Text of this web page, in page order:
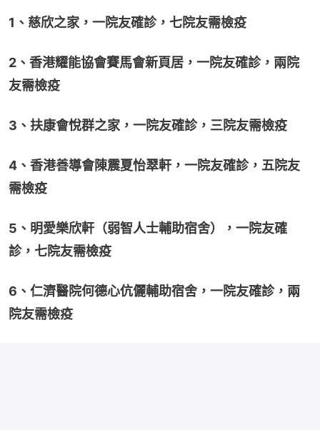
1、慈欣之家，一院友確診，七院友需檢疫
2、香港耀能協會賽馬會新頁居，一院友確診，兩院
友需檢疫
3、扶康會悅群之家，一院友確診，三院友需檢疫
4、香港善導會陳震夏怡翠軒，一院友確診，五院友
需檢疫
5、明愛樂欣軒（弱智人士輔助宿舍），一院友確
診，七院友需檢疫
6、仁濟醫院何德心伉儷輔助宿舍，一院友確診，兩
院友需檢疫